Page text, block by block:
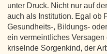
unter Druck. Nicht nur auf
auch als Institution. Egal ob
Gesundheits-, Bildungs-
ein vermeintliches
kriselnde Sorgenkind, der